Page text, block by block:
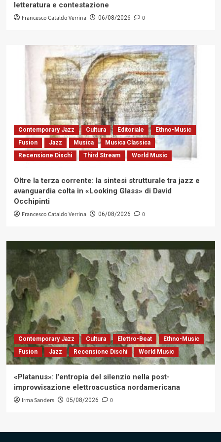
letteratura e contestazione
Francesco Cataldo Verrina 06/08/2026 0
Contemporary Jazz Cultura Editoriale
Ethno-Music
Fusion
Jazz Musica
Musica Classica
Recensione Dischi
Third Stream World Music
Oltre la terza corrente: la sintesi strutturale tra jazz e
avanguardia colta in «Looking Glass» di David
Occhipinti
Francesco Cataldo Verrina 06/08/2026 0
Contemporary Jazz Cultura Elettro-Beat
Ethno-Music
Fusion
Jazz Recensione Dischi World Music
«Platanus»: l’entropia del silenzio nella post-
improvvisazione elettroacustica nordamericana
Irma Sanders 05/08/2026 0